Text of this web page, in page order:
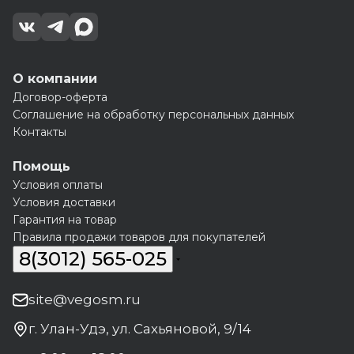
О компании
Договор-оферта
Соглашение на обработку персональных данных
Контакты
Помощь
Условия оплаты
Условия доставки
Гарантия на товар
Правила продажи товаров для покупателей
8(3012) 565-025
site@vegosm.ru
г. Улан-Удэ, ул. Сахьяновой, 9/14